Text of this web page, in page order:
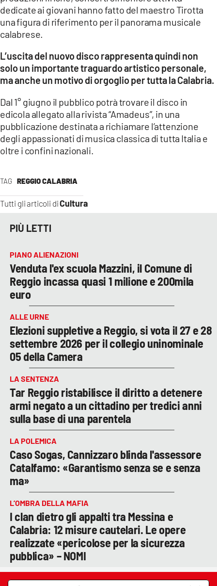
TAG REGGIO CALABRIA
Tutti gli articoli diCultura
dedicate ai giovani hanno fatto del maestro Tirotta
una figura di riferimento per il panorama musicale
calabrese.
L’uscita del nuovo disco rappresenta quindi non
solo un importante traguardo artistico personale,
ma anche un motivo di orgoglio per tutta la Calabria.
Dal 1° giugno il pubblico potrà trovare il disco in
edicola allegato alla rivista “Amadeus”, in una
pubblicazione destinata a richiamare l’attenzione
degli appassionati di musica classica di tutta Italia e
oltre i confini nazionali.
PIÙ LETTI
PIANO ALIENAZIONI
Venduta l'ex scuola Mazzini, il Comune di
Reggio incassa quasi 1 milione e 200mila
euro
ALLE URNE
Elezioni suppletive a Reggio, si vota il 27 e 28
settembre 2026 per il collegio uninominale
05 della Camera
LA SENTENZA
Tar Reggio ristabilisce il diritto a detenere
armi negato a un cittadino per tredici anni
sulla base di una parentela
LA POLEMICA
Caso Sogas, Cannizzaro blinda l'assessore
Catalfamo: «Garantismo senza se e senza
ma»
L’OMBRA DELLA MAFIA
I clan dietro gli appalti tra Messina e
Calabria: 12 misure cautelari. Le opere
realizzate «pericolose per la sicurezza
pubblica» – NOMI